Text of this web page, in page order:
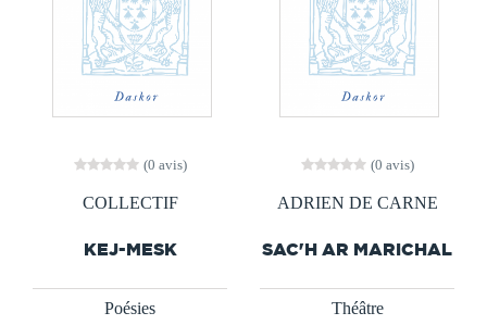
(0 avis)
COLLECTIF
KEJ-MESK
Poésies
(0 avis)
ADRIEN DE CARNE
SAC'H AR MARICHAL
Théâtre